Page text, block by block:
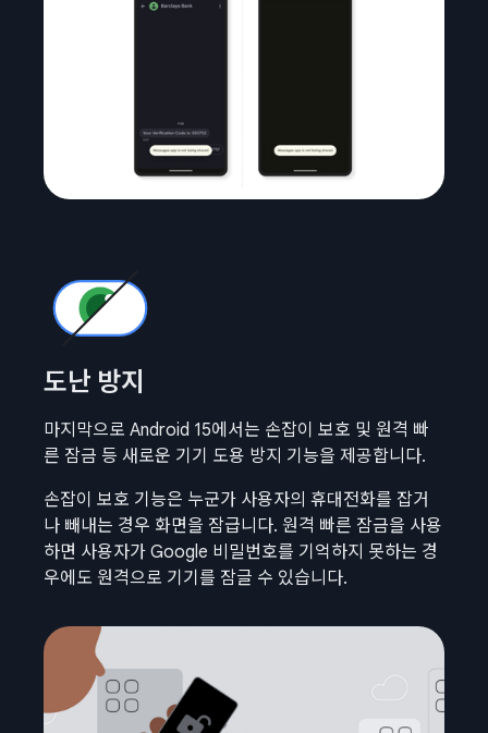
도난 방지
마지막으로 Android 15에서는 손잡이 보호 및 원격 빠
른 잠금 등 새로운 기기 도용 방지 기능을 제공합니다.
손잡이 보호 기능은 누군가 사용자의 휴대전화를 잡거
나 빼내는 경우 화면을 잠급니다. 원격 빠른 잠금을 사용
하면 사용자가 Google 비밀번호를 기억하지 못하는 경
우에도 원격으로 기기를 잠글 수 있습니다.